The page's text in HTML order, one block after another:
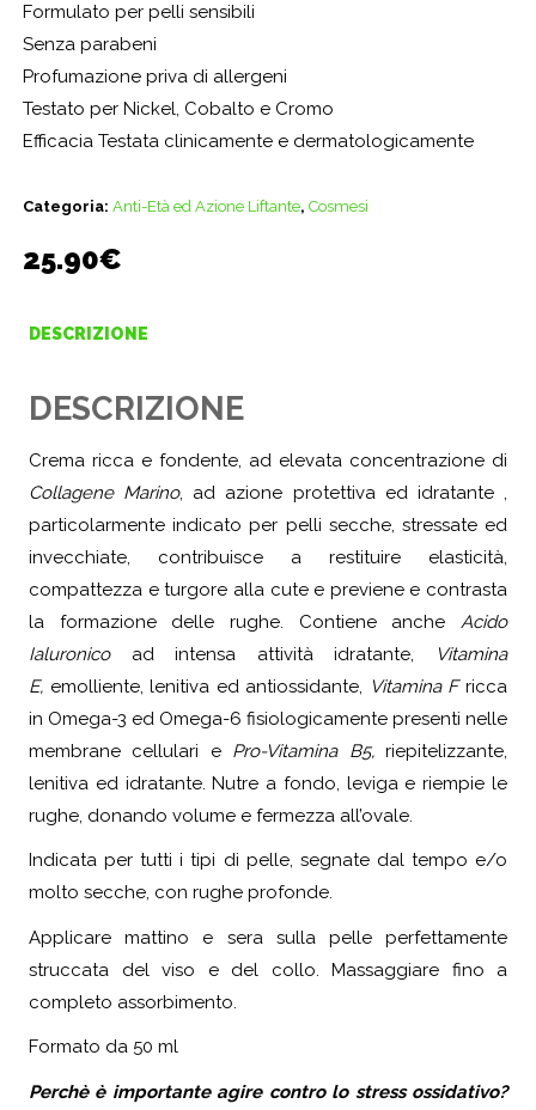
Formulato per pelli sensibili
Senza parabeni
Profumazione priva di allergeni
Testato per Nickel, Cobalto e Cromo
Efficacia Testata clinicamente e dermatologicamente
Categoria: Anti-Età ed Azione Liftante, Cosmesi
25.90€
DESCRIZIONE
DESCRIZIONE
Crema ricca e fondente, ad elevata concentrazione di
Collagene Marino, ad azione protettiva ed idratante ,
particolarmente indicato per pelli secche, stressate ed
invecchiate, contribuisce a restituire elasticità,
compattezza e turgore alla cute e previene e contrasta
la formazione delle rughe. Contiene anche Acido
Ialuronicoad intensa attività idratante,
Vitamina
E, emolliente, lenitiva ed antiossidante, Vitamina Fricca
in Omega-3 ed Omega-6 fisiologicamente presenti nelle
membrane cellulari e Pro-Vitamina B5,riepitelizzante,
lenitiva ed idratante. Nutre a fondo, leviga e riempie le
rughe, donando volume e fermezza all’ovale.
Indicata per tutti i tipi di pelle, segnate dal tempo e/o
molto secche, con rughe profonde.
Applicare mattino e sera sulla pelle perfettamente
struccata del viso e del collo. Massaggiare fino a
completo assorbimento.
Formato da 50 ml
Perchè è importante agire contro lo stress ossidativo?